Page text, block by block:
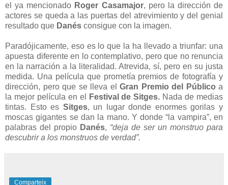
el ya mencionado Roger Casamajor, pero la dirección de
actores se queda a las puertas del atrevimiento y del genial
resultado que Danés consigue con la imagen.
Paradójicamente, eso es lo que la ha llevado a triunfar: una
apuesta diferente en lo contemplativo, pero que no renuncia
en la narración a la literalidad. Atrevida, sí, pero en su justa
medida. Una película que prometía premios de fotografía y
dirección, pero que se lleva el Gran Premio del Público a
la mejor película en el
Festival de Sitges. Nada de medias
tintas. Esto es Sitges, un lugar donde enormes gorilas y
moscas gigantes se dan la mano. Y donde “la vampira”, en
palabras del propio Danés, “deja de ser un monstruo para
descubrir a los monstruos de verdad”.
Comparteix